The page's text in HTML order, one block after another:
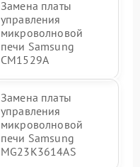
Замена платы
управления
микроволновой
печи Samsung
CM1529A
Замена платы
управления
микроволновой
печи Samsung
MG23K3614AS